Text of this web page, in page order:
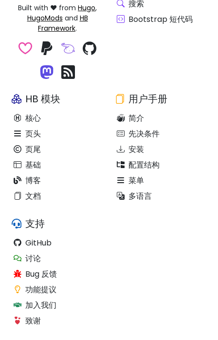
Built with ❤️ from Hugo,
HugoMods and HB
Framework.
搜索
Bootstrap 短代码
HB 模块
核心
页头
页尾
基础
博客
文档
用户手册
简介
先决条件
安装
配置结构
菜单
多语言
支持
GitHub
讨论
Bug 反馈
功能提议
加入我们
致谢